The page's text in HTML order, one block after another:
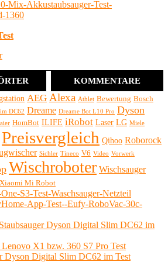
KOMMENTARE
AEG Alexa Athlet Bewertung Bosch
DC62 Dreame Dreame Bot L10 Pro Dyson
HomBot ILIFE iRobot Laser LG Miele
Preisvergleich Qihoo Roborock
Sichler Tineco V6 Video Vorwerk
Wischroboter Wischsauger
Xiaomi Mi Robot
S3-Test-Waschsauger-Netzteil
App-Test--Eufy-RoboVac-30c-
Dyson Digital Slim DC62 im
Lenovo X1 bzw. 360 S7 Pro Test
Dyson Digital Slim DC62 im Test